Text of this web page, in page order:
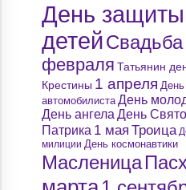
День защиты
детейСвадьба
февраля Татьянин
Крестины 1 апреля День
автомобилиста День
День ангела День
Патрика 1 мая Троица
милиции День космонавтики
Масленица